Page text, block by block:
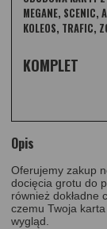
MEGANE, SCENIC,
KOLEOS, TRAFIC,
KOMPLET
Opis
Oferujemy zakup
docięcia grotu do
również dokładne
czemu Twoja
wygląd.